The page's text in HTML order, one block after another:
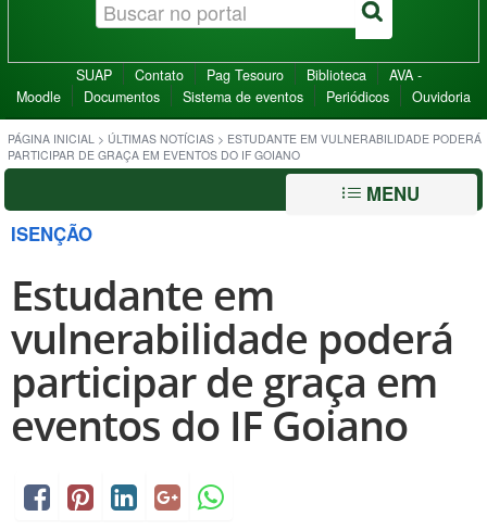
SUAP Contato Pag Tesouro Biblioteca
AVA -
Moodle
Documentos Sistema de eventos Periódicos Ouvidoria
PÁGINA INICIAL > ÚLTIMAS NOTÍCIAS > ESTUDANTE EM VULNERABILIDADE PODERÁ
PARTICIPAR DE GRAÇA EM EVENTOS DO IF GOIANO
MENU
ISENÇÃO
Estudante em
vulnerabilidade poderá
participar de graça em
eventos do IF Goiano